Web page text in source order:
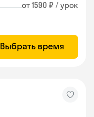
от 1590 ₽ / урок
Выбрать время